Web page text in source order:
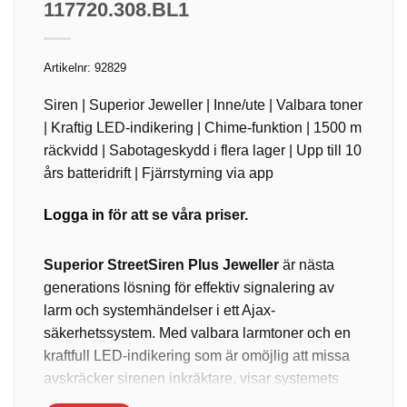
117720.308.BL1
Artikelnr: 92829
Siren | Superior Jeweller | Inne/ute | Valbara toner
| Kraftig LED-indikering | Chime-funktion | 1500 m
räckvidd | Sabotageskydd i flera lager | Upp till 10
års batteridrift | Fjärrstyrning via app
Logga in för att se våra priser.
Superior StreetSiren Plus Jeweller är nästa
generations lösning för effektiv signalering av
larm och systemhändelser i ett Ajax-
säkerhetssystem. Med valbara larmtoner och en
kraftfull LED-indikering som är omöjlig att missa
avskräcker sirenen inkräktare, visar systemets
aktuella status och ger tydlig efterlarmsindikering.